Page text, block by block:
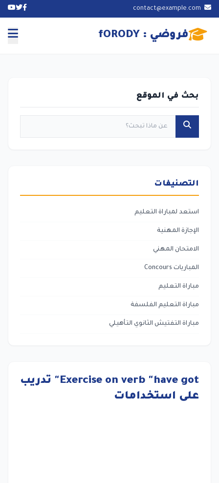
فروضي : fORODY
بحث في الموقع
التصنيفات
استعد لمباراة التعليم
الإجازة المهنية
الامتحان المهني
المباريات Concours
مباراة التعليم
مباراة التعليم الفلسفة
مباراة التفتيش الثانوي التأهيلي
Exercise on verb "have got" تدريب
على استخدامات